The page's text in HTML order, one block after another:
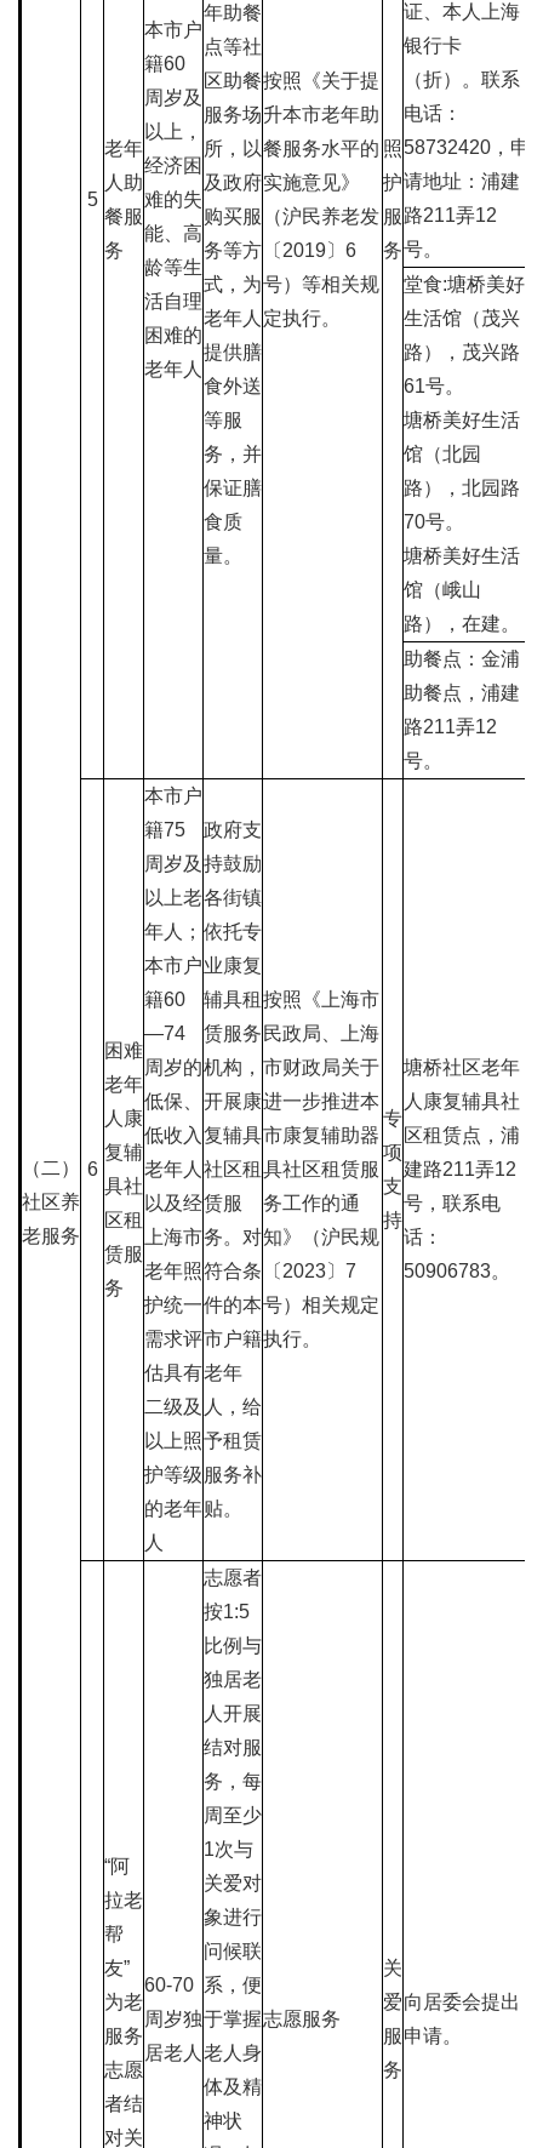
（二）
社区养
老服务
5
老年
人助
餐服
务
本市户
籍60
周岁及
以上，
经济困
难的失
能、高
龄等生
活自理
困难的
老年人
年助餐
点等社
区助餐
服务场
所，以
及政府
购买服
务等方
式，为
老年人
提供膳
食外送
等服
务，并
保证膳
食质
量。
按照《关于提
升本市老年助
餐服务水平的
实施意见》
（沪民养老发
〔2019〕6
号）等相关规
定执行。
照
护
服
务
证、本人上海
银行卡
（折）。联系
电话：
58732420，申
请地址：浦建
路211弄12
号。
堂食:塘桥美好
生活馆（茂兴
路），茂兴路
61号。
塘桥美好生活
馆（北园
路），北园路
70号。
塘桥美好生活
馆（峨山
路），在建。
助餐点：金浦
助餐点，浦建
路211弄12
号。
6
困难
老年
人康
复辅
具社
区租
赁服
务
本市户
籍75
周岁及
以上老
年人；
本市户
籍60
—74
周岁的
低保、
低收入
老年人
以及经
上海市
老年照
护统一
需求评
估具有
二级及
以上照
护等级
的老年
人
政府支
持鼓励
各街镇
依托专
业康复
辅具租
赁服务
机构，
开展康
复辅具
社区租
赁服
务。对
符合条
件的本
市户籍
老年
人，给
予租赁
服务补
贴。
按照《上海市
民政局、上海
市财政局关于
进一步推进本
市康复辅助器
具社区租赁服
务工作的通
知》（沪民规
〔2023〕7
号）相关规定
执行。
专
项
支
持
塘桥社区老年
人康复辅具社
区租赁点，浦
建路211弄12
号，联系电
话：
50906783。
“阿
拉老
帮
友”
为老
服务
志愿
者结
对关
60-70
周岁独
居老人
志愿者
按1:5
比例与
独居老
人开展
结对服
务，每
周至少
1次与
关爱对
象进行
问候联
系，便
于掌握
老人身
体及精
神状
志愿服务
关
爱
服
务
向居委会提出
申请。